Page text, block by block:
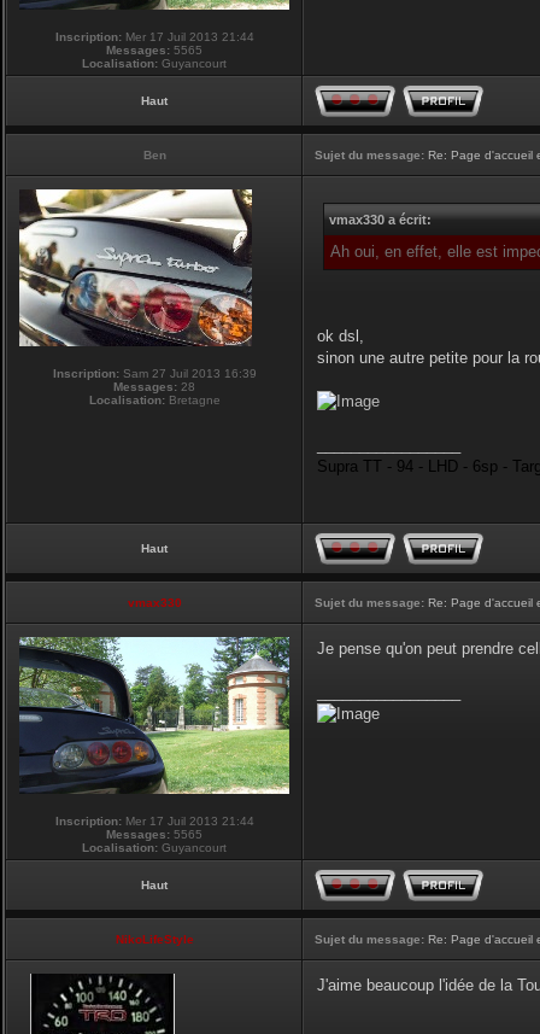
Inscription:Mer 17 Juil 2013 21:44
Messages: 5565
Localisation: Guyancourt
Haut
Ben Sujet du message: Re: Page d'accueil
Inscription:Sam 27 Juil 2013 16:39
Messages: 28
Localisation:Bretagne
vmax330 a écrit:
Ah oui, en effet, elle est
ok dsl,
sinon une autre petite pour la
Supra TT - 94 - LHD - 6sp -
Haut
vmax330 Sujet du message: Re: Page d'accueil
Inscription:Mer 17 Juil 2013 21:44
Messages: 5565
Localisation: Guyancourt
Je pense qu'on peut prendre
Haut
NikoLifeStyle Sujet du message: Re: Page d'accueil
J'aime beaucoup l'idée de la